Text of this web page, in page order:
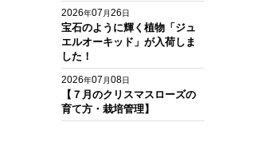
2026年07 月26日
宝石のように輝く植物「ジュ
エルオーキッド」が入荷しま
した！
2026年07 月08日
【７月のクリスマスローズの
育て方・栽培管理】